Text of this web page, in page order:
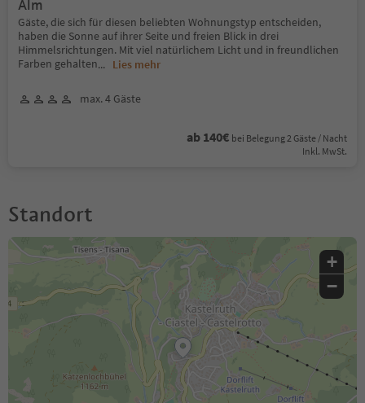
Alm
Gäste, die sich für diesen beliebten Wohnungstyp entscheiden,
haben die Sonne auf ihrer Seite und freien Blick in drei
Himmelsrichtungen. Mit viel natürlichem Licht und in freundlichen
Farben gehalten... Lies mehr
max. 4 Gäste
ab 140€ bei Belegung 2 Gäste / Nacht
Inkl. MwSt.
Standort
+
−